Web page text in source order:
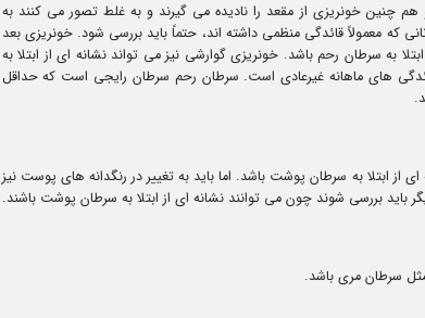
چنین خونریزی از مقعد را نادیده می گیرند و به غلط تصور می کنند به
که معمولاً قائدگی منظمی داشته اند، حتماً باید بررسی شود. خونریزی بعد
به سرطان رحم باشد. خونریزی گوارشی نیز می تواند نشانه ای از ابتلا به
های ماهانه غیرعادی است. سرطان رحم سرطان رایجی است که حداقل
از ابتلا به سرطان پوشت باشد. اما باید به تغییر در رنگدانه های پوست نیز
بررسی شوند چون می توانند نشانه ای از ابتلا به سرطان پوشت باشند.
سرطان مری باشد.